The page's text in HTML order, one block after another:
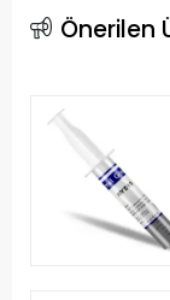
Önerilen